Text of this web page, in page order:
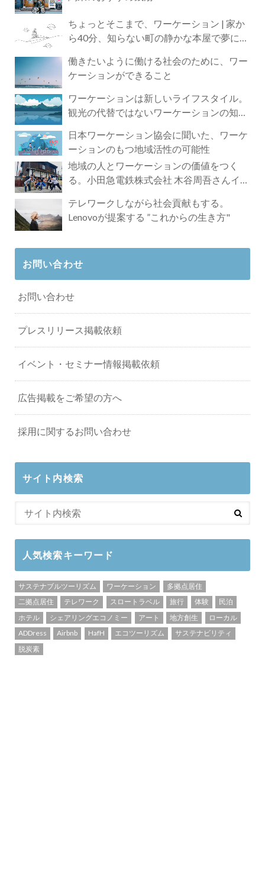
ちょっとそこまで、ワーケーション | 家か
ら40分、知らない町の静かな本屋で夢に近
働きたいように働ける社会のために、ワー
ケーションができること
ワーケーションは新しいライフスタイル。
観光の代替ではないワーケーションの知ら
日本ワーケーション協会に聞いた、ワーケ
ーションのもつ地域活性の可能性
地域の人とワーケーションの価値をつく
る。小田急電鉄株式会社 木谷周吾さんイン
テレワークしながら社会貢献もする。
Lenovoが提案する ”これからの生き方"
お問い合わせ
お問い合わせ
プレスリリース掲載依頼
イベント・セミナー情報掲載依頼
広告掲載をご希望の方へ
採用に関するお問い合わせ
サイト内検索
人気検索キーワード
サステナブルツーリズム ワーケーション
多拠点居住
二拠点居住
テレワーク スロートラベル 旅行 体験
民泊
ホテル
シェアリングエコノミー アート 地方創生
ローカル
ADDress
Airbnb HafH エコツーリズム
サステナビリティ
脱炭素